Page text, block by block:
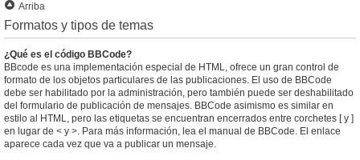
Arriba
Formatos y tipos de temas
¿Qué es el código BBCode?
BBcode es una implementación especial de HTML, ofrece un gran control de
formato de los objetos particulares de las publicaciones. El uso de BBCode
debe ser habilitado por la administración, pero también puede ser deshabilitado
del formulario de publicación de mensajes. BBCode asimismo es similar en
estilo al HTML, pero las etiquetas se encuentran encerrados entre corchetes [ y ]
en lugar de < y >. Para más información, lea el manual de BBCode. El enlace
aparece cada vez que va a publicar un mensaje.